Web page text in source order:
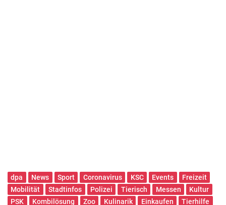
dpa News Sport Coronavirus KSC Events
Freizeit
Mobilität
Stadtinfos Polizei Tierisch Messen
Kultur
PSK
Kombilösung Zoo Kulinarik Einkaufen
Tierhilfe